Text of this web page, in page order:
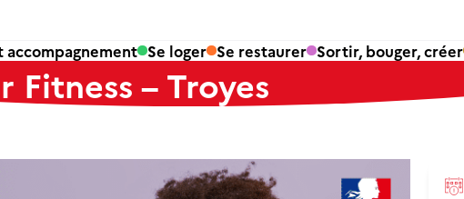
accompagnement Se loger Se restaurer Sortir, bouger, créer
Fitness – Troyes